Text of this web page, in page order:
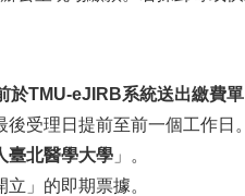
於TMU-eJIRB系統送出繳費單
受理日提前至前一個工作日
臺北醫學大學 」。
」的即期票據。